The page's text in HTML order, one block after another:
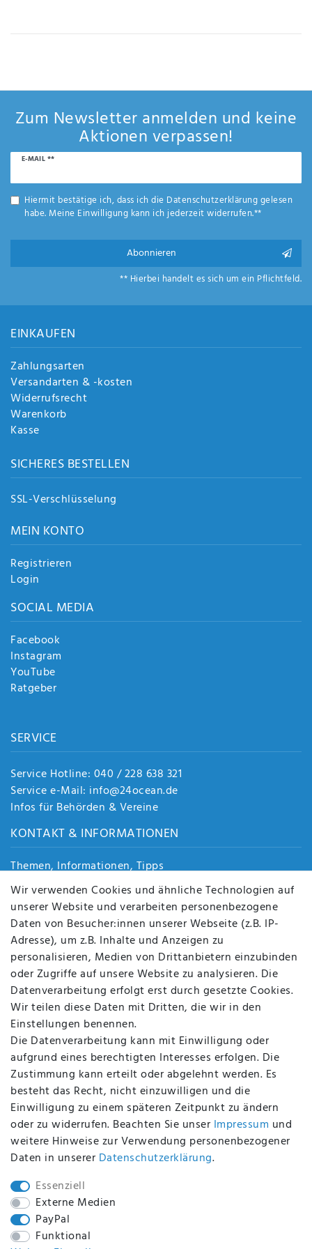
Hiermit
ich die
Daten­
gelesen
rag
e
sen
de
n
Zum Newsletter anmelden und keine
Aktionen verpassen!
E-MAIL **
Newsletter
Hiermit bestätige ich, dass ich die Daten­schutz­erklärunggelesen
habe. Meine Einwilligung kann ich jederzeit widerrufen.**
Abonnieren
** Hierbei handelt es sich um ein Pflichtfeld.
EINKAUFEN
Zahlungsarten
Versandarten & -kosten
Widerrufsrecht
Warenkorb
Kasse
SICHERES BESTELLEN
SSL-Verschlüsselung
MEIN KONTO
Registrieren
Login
SOCIAL MEDIA
Facebook
Instagram
YouTube
Ratgeber
SERVICE
Service Hotline: 040 / 228 638 321
Service e-Mail: info@24ocean.de
Infos für Behörden & Vereine
KONTAKT & INFORMATIONEN
Themen, Informationen, Tipps
Jobs
Über uns
Kontakt
Datenschutz
AGB
FAQ
Batterieentsorgung
Altölverordnung
Impressum
BEQUEM UND SICHER BEZAHLEN MIT
BEI UNS SIND SIE SICHER!
WIR VERSENDEN MIT
Wir verwenden Cookies und ähnliche Technologien auf
unserer Website und verarbeiten personenbezogene
Daten von Besucher:innen unserer Webseite (z.B. IP-
Adresse), um z.B. Inhalte und Anzeigen zu
personalisieren, Medien von Drittanbietern einzubinden
oder Zugriffe auf unsere Website zu analysieren. Die
Datenverarbeitung erfolgt erst durch gesetzte Cookies.
Wir teilen diese Daten mit Dritten, die wir in den
Einstellungen benennen.
Die Datenverarbeitung kann mit Einwilligung oder
aufgrund eines berechtigten Interesses erfolgen. Die
Zustimmung kann erteilt oder abgelehnt werden. Es
besteht das Recht, nicht einzuwilligen und die
Einwilligung zu einem späteren Zeitpunkt zu ändern
oder zu widerrufen. Beachten Sie unser Impressum und
weitere Hinweise zur Verwendung personenbezogener
Daten in unserer Daten­schutz­erklärung.
Essenziell
Externe Medien
PayPal
Funktional